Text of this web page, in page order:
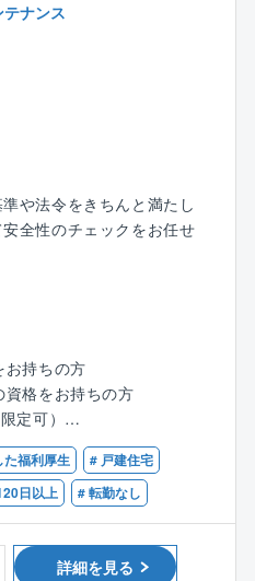
を図っており、育成にも
月収69.6万円＋賞与＋残
収50.6万円＋賞与＋残業
収40.1万円＋賞与＋残業
度、半日/時間単位有給休
向上を図り、従業員が健
備への取り組みをより一
まいります。
、独自の流通／調達／工事
宅坪単価の約半分の値段
ナンス
や法令をきちんと満たし
全性のチェックをお任せ
の高い住宅を提供してい
行う検査のうち9回の検査
■土台検査
検査
査
お持ちの方
格をお持ちの方
定可）
ゼロでOK！
、ぜひご応募を！／
のご経験をお持ちの方
た福利厚生
# 戸建住宅
日以上 # 転勤なし
詳細を見る